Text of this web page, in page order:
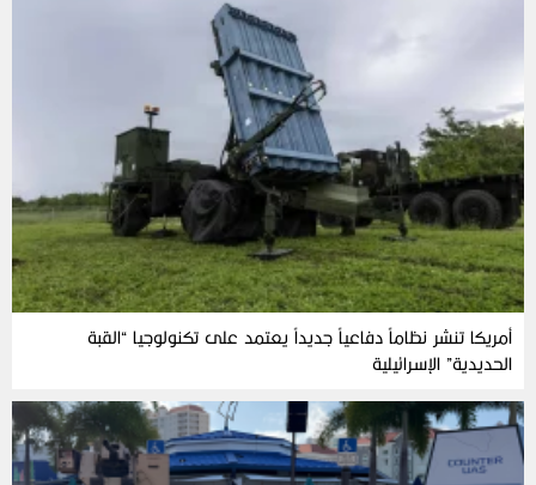
أمريكا تنشر نظاماً دفاعياً جديداً يعتمد على تكنولوجيا “القبة
الحديدية” الإسرائيلية